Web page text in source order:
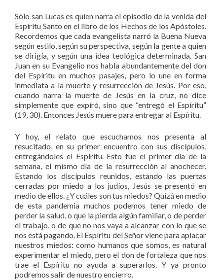
Sólo san Lucas es quien narra el episodio de la venida del
Espíritu Santo en el libro de los Hechos de los Apóstoles.
Recordemos que cada evangelista narró la Buena Nueva
según estilo, según su perspectiva, según la gente a quien
se dirigía, y según una idea teológica determinada. San
Juan en su Evangelio nos habla abundantemente del don
del Espíritu en muchos pasajes, pero lo une en forma
inmediata a la muerte y resurrección de Jesús. Por eso,
cuando narra la muerte de Jesús en la cruz, no dice
simplemente que expiró, sino que “entregó el Espíritu”
(19, 30). Entonces Jesús muere para entregar al Espíritu.
Y hoy, el relato que escuchamos nos presenta al
resucitado, en su primer encuentro con sus discípulos,
entregándoles el Espíritu. Esto fue el primer día de la
semana, el mismo día de la resurrección al anochecer.
Estando los discípulos reunidos, estando las puertas
cerradas por miedo a los judíos, Jesús se presentó en
medio de ellos. ¿Y cuáles son tus miedos? Quizá en medio
de esta pandemia muchos podemos tener miedo de
perder la salud, o que la pierda algún familiar, o de perder
el trabajo, o de que no nos vaya a alcanzar con lo que se
nos está pagando. El Espíritu del Señor viene para aplacar
nuestros miedos: como humanos que somos, es natural
experimentar el miedo, pero el don de fortaleza que nos
trae el Espíritu no ayuda a superarlos. Y ya pronto
podremos salir de nuestro encierro.